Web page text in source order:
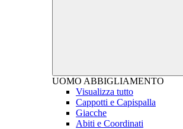
UOMO ABBIGLIAMENTO
Visualizza tutto
Cappotti e Capispalla
Giacche
Abiti e Coordinati